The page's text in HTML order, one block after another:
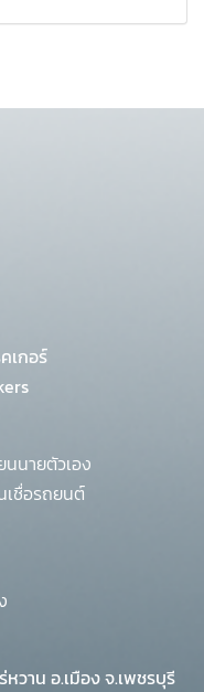
เกอร์
นนายตัวเอง
เชื่อรถยนต์
หวาน อ.เมือง จ.เพชรบุรี